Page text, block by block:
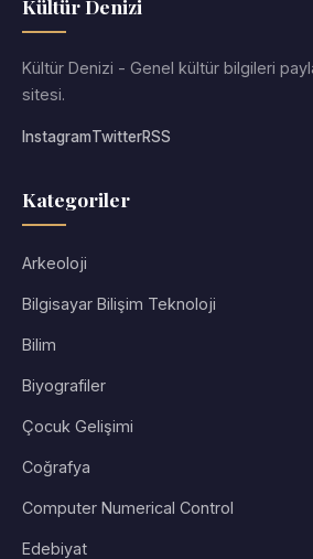
Kültür Denizi
Kültür Denizi - Genel kültür bilgileri
sitesi.
InstagramTwitterRSS
Kategoriler
Arkeoloji
Bilgisayar Bilişim Teknoloji
Bilim
Biyografiler
Çocuk Gelişimi
Coğrafya
Computer Numerical Control
Edebiyat